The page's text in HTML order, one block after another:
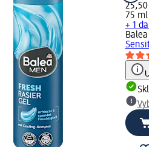
25,50 Kč
75 ml
+ 1 další
Balea